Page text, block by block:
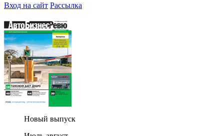
Вход на сайт Рассылка
Новый выпуск